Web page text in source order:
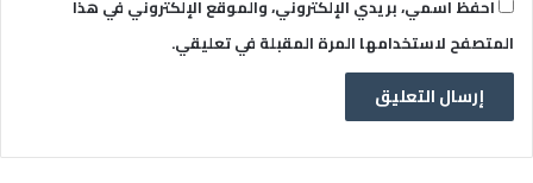
احفظ اسمي، بريدي الإلكتروني، والموقع الإلكتروني في هذا
المتصفح لاستخدامها المرة المقبلة في تعليقي.